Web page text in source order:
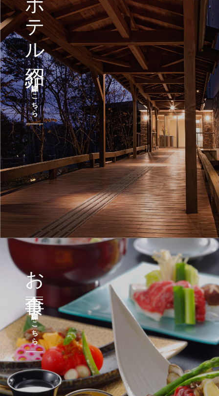
ホテル紹介
詳細はこちら
お食事
詳細はこちら